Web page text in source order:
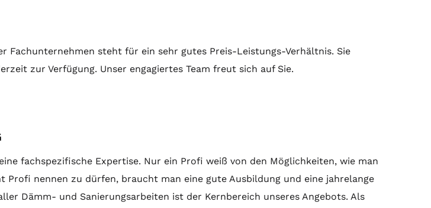
Fachunternehmen steht für ein sehr gutes Preis-Leistungs-Verhältnis. Sie
zur Verfügung. Unser engagiertes Team freut sich auf Sie.
fachspezifische Expertise. Nur ein Profi weiß von den Möglichkeiten, wie man
nennen zu dürfen, braucht man eine gute Ausbildung und eine jahrelange
Dämm- und Sanierungsarbeiten ist der Kernbereich unseres Angebots. Als